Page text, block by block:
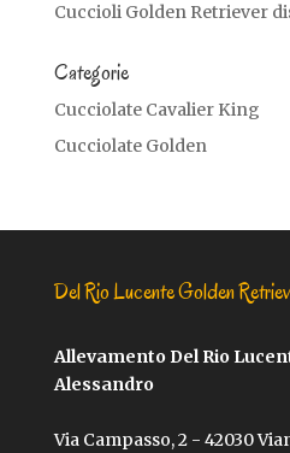
Cuccioli Golden Retriever
Categorie
Cucciolate Cavalier King
Cucciolate Golden
Del Rio Lucente Golden
Allevamento Del Rio
Alessandro
Via Campasso, 2 - 42030